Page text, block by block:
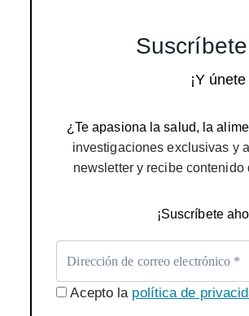
¡Y
¿Te apasiona la salud, la
investigaciones exclusivas y
newsletter y recibe
¡Suscríbete
Acepto la política de